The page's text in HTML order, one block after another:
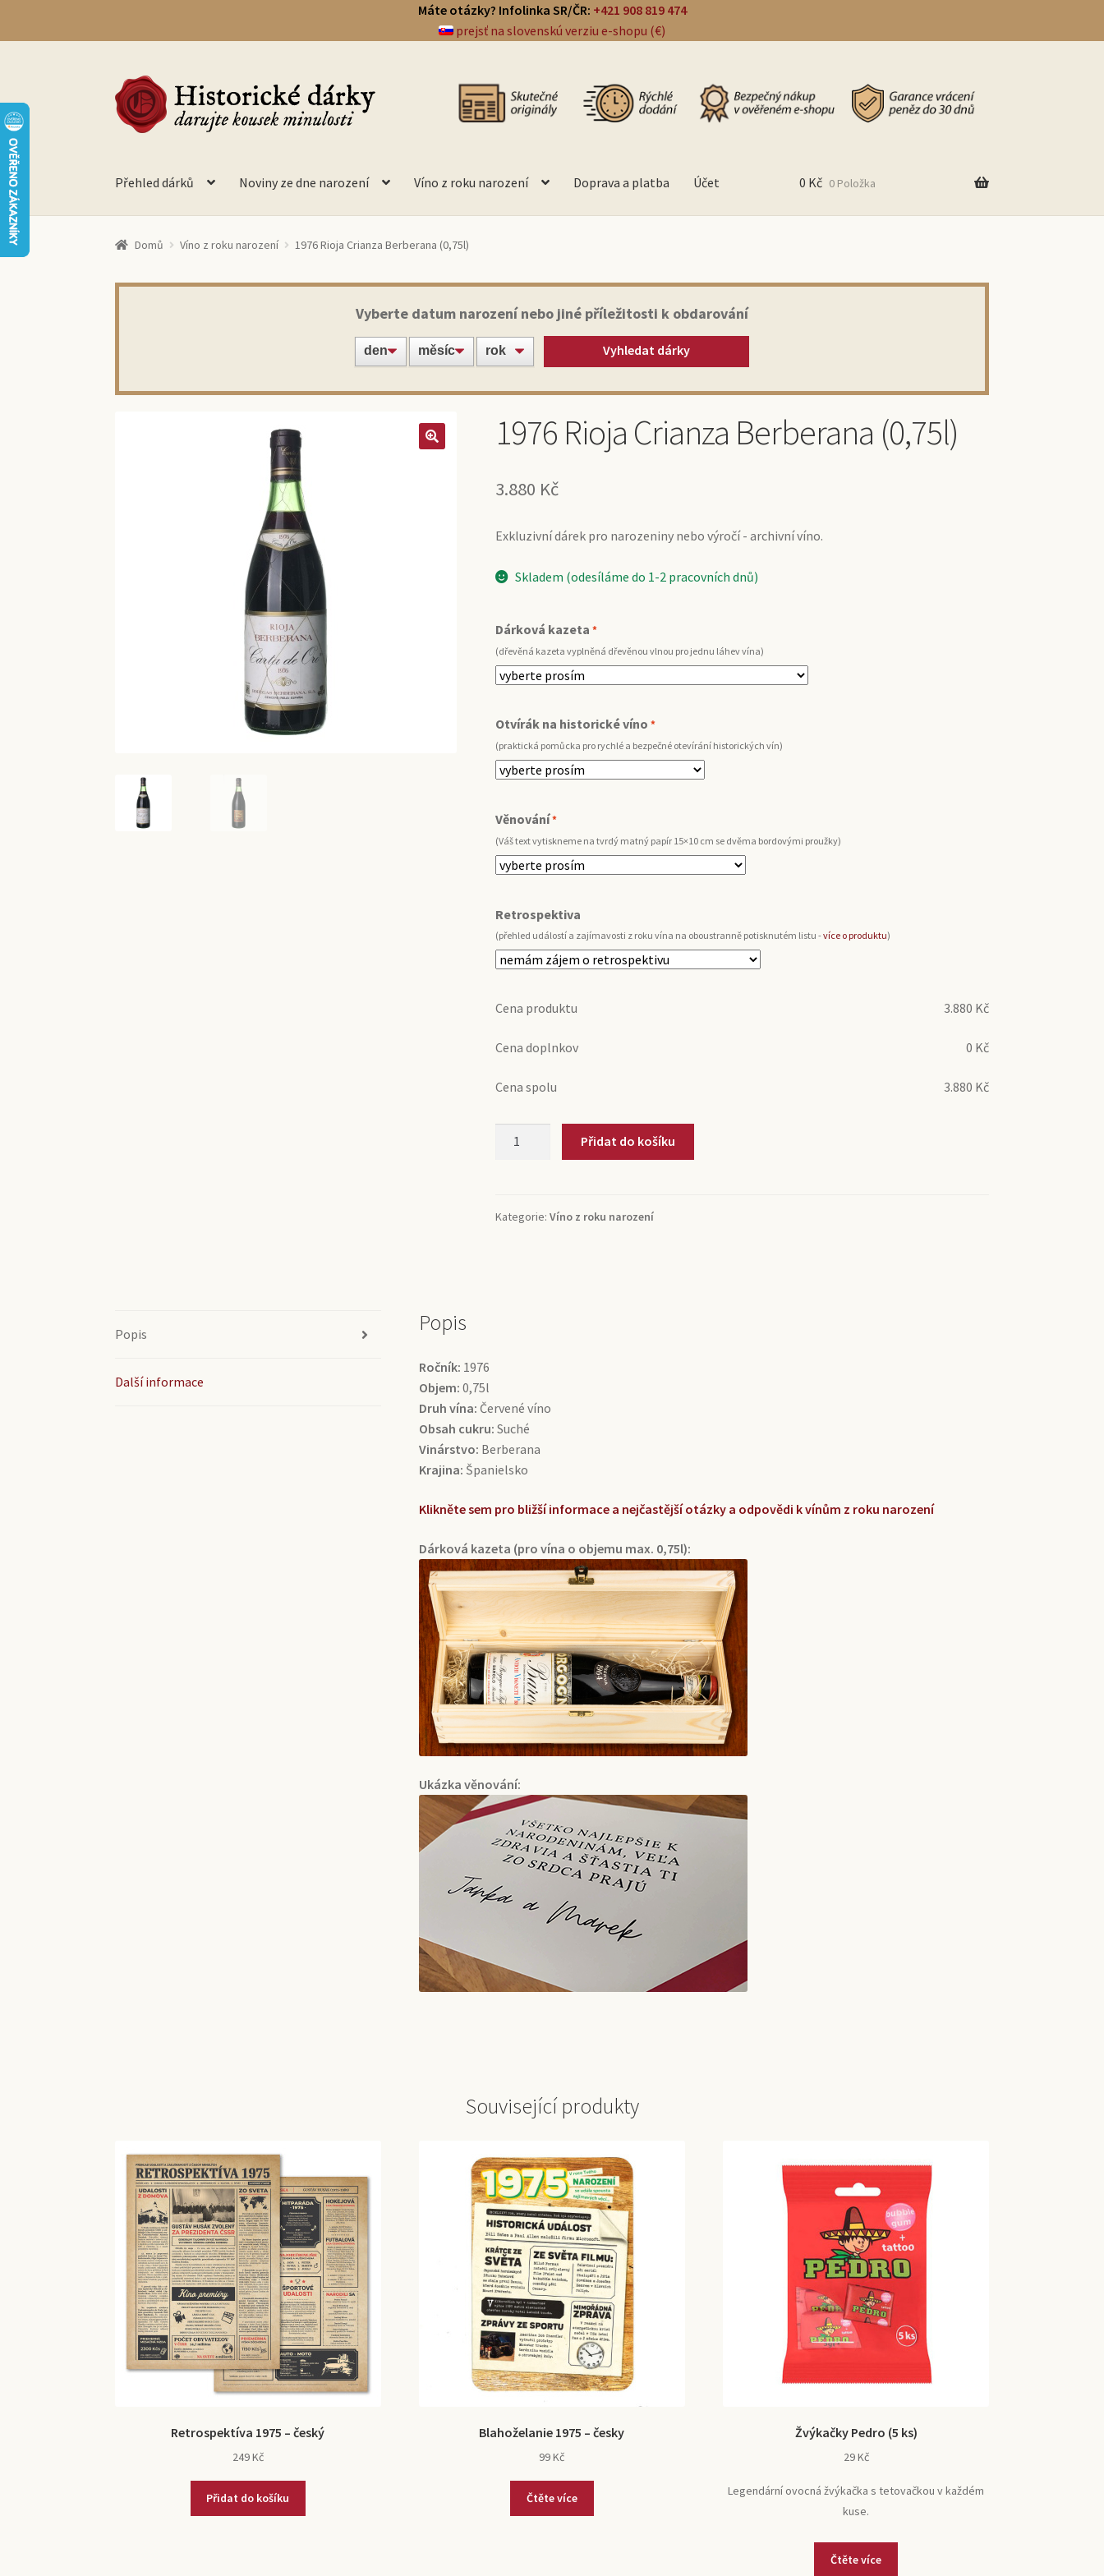
Máte otázky? Infolinka SR/ČR: +421 908 819 474
prejsť na slovenskú verziu e-shopu (€)
Přeskočit
na
navigaci
Přejít
k
obsahu
Přehled dárků Noviny ze dne narození Víno z roku narození Doprava a platba Účet 0 Kč 0 Položka
Domů Víno z roku narození 1976 Rioja Crianza Berberana (0,75l)
Vyberte datum narození nebo jiné příležitosti k obdarování
Vyhledat dárky
1976 Rioja Crianza Berberana (0,75l)
3.880 Kč
Exkluzivní dárek pro narozeniny nebo výročí - archivní víno.
Skladem (odesíláme do 1-2 pracovních dnů)
Dárková kazeta *
(dřevěná kazeta vyplněná dřevěnou vlnou pro jednu láhev vína)
Otvírák na historické víno *
(praktická pomůcka pro rychlé a bezpečné otevírání historických vín)
Věnování*
(Váš text vytiskneme na tvrdý matný papír 15×10 cm se dvěma bordovými proužky)
Retrospektiva
(přehled událostí a zajímavosti z roku vína na oboustranně potisknutém listu -více o produktu)
Cena produktu 3.880 Kč
Cena doplnkov 0 Kč
Cena spolu 3.880 Kč
(0,75l)
Přidat do košíku
Kategorie: Víno z roku narození
Popis
Další informace
Popis
Ročník: 1976
Objem: 0,75l
Druh vína: Červené víno
Obsah cukru: Suché
Vinárstvo: Berberana
Krajina: Španielsko
Klikněte sem pro bližší informace a nejčastější otázky a odpovědi k vínům z roku narození
Dárková kazeta (pro vína o objemu max. 0,75l):
Ukázka věnování:
Související produkty
Retrospektíva 1975 – český
249Kč
Přidat do košíku
Blahoželanie 1975 – česky
99Kč
Čtěte více
Žvýkačky Pedro (5 ks)
29Kč
Legendární ovocná žvýkačka s tetovačkou v každém
kuse.
Čtěte více